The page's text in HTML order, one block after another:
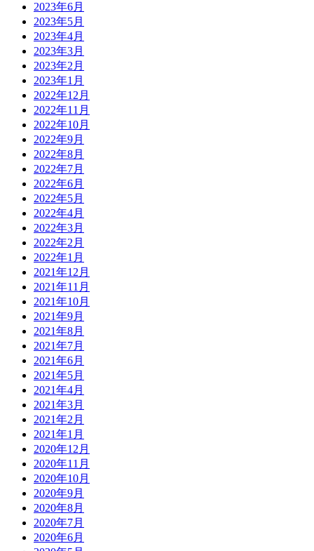
2023年6月
2023年5月
2023年4月
2023年3月
2023年2月
2023年1月
2022年12月
2022年11月
2022年10月
2022年9月
2022年8月
2022年7月
2022年6月
2022年5月
2022年4月
2022年3月
2022年2月
2022年1月
2021年12月
2021年11月
2021年10月
2021年9月
2021年8月
2021年7月
2021年6月
2021年5月
2021年4月
2021年3月
2021年2月
2021年1月
2020年12月
2020年11月
2020年10月
2020年9月
2020年8月
2020年7月
2020年6月